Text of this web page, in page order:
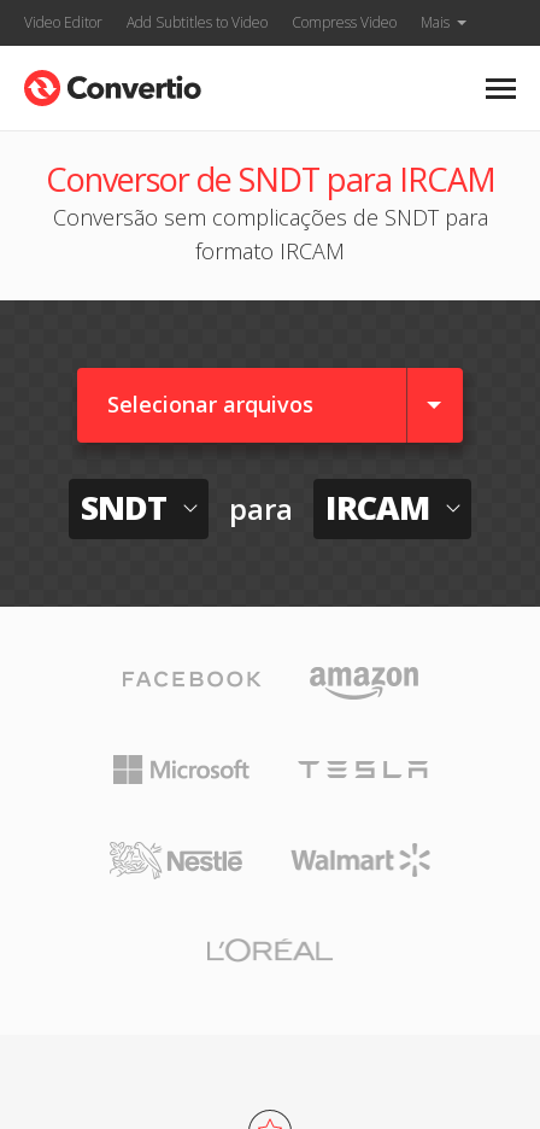
Video Editor Add Subtitles to Video Compress Video Mais
Conversor de SNDT para IRCAM
Conversão sem complicações de SNDT para
formato IRCAM
Selecionar arquivos
SNDT para IRCAM